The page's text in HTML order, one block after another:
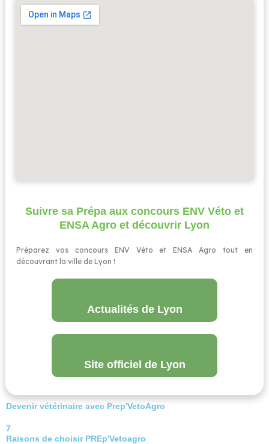
Suivre sa Prépa aux concours ENV Véto et
ENSA Agro et découvrir Lyon
Préparez vos concours ENV Véto et ENSA Agro tout en
découvrant la ville de Lyon !
Actualités de Lyon
Site officiel de Lyon
Devenir vétérinaire avec Prep'VetoAgro
7
Raisons de choisir PREp'Vetoagro